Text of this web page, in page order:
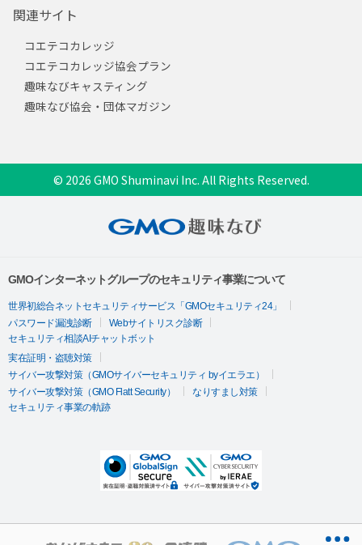
関連サイト
コエテコカレッジ
コエテコカレッジ協会プラン
趣味なびキャスティング
趣味なび協会・団体マガジン
© 2026 GMO Shuminavi Inc. All Rights Reserved.